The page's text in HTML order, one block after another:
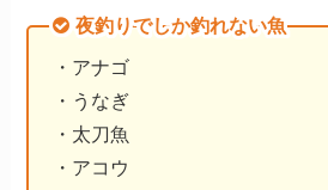
夜釣りでしか釣れない魚
・アナゴ
・うなぎ
・太刀魚
・アコウ